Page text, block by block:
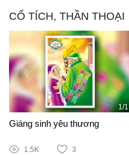
CỔ TÍCH, THẦN THOẠI
1/1
Giáng sinh yêu thương
1.5K 3